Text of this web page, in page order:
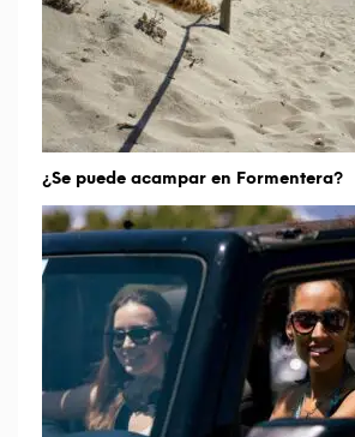
¿Se puede acampar en Formentera?